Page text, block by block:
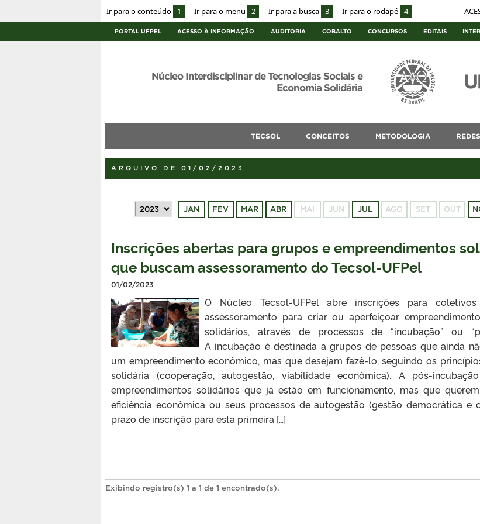
Ir para o conteúdo 1 Ir para o menu 2 Ir para a busca 3 Ir para o rodapé 4
PORTAL UFPEL ACESSO À INFORMAÇÃO AUDITORIA COBALTO CONCURSOS EDITAIS
Núcleo Interdisciplinar de Tecnologias Sociais e
Economia Solidária
TECSOL CONCEITOS METODOLOGIA REDES
ARQUIVO DE 01/02/2023
JAN FEV MAR ABR MAI JUN JUL AGO SET OUT
Inscrições abertas para grupos e empreendimentos
que buscam assessoramento do Tecsol-UFPel
01/02/2023
O Núcleo Tecsol-UFPel abre inscrições para
assessoramento para criar ou aperfeiçoar
solidários, através de processos de “incubação” ou
A incubação é destinada a grupos de pessoas que ainda
um empreendimento econômico, mas que desejam fazê-lo, seguindo os
solidária (cooperação, autogestão, viabilidade econômica). A pós-
empreendimentos solidários que já estão em funcionamento, mas que
eficiência econômica ou seus processos de autogestão (gestão democrática e
prazo de inscrição para esta primeira […]
Exibindo registro(s) 1 a 1 de 1 encontrado(s).